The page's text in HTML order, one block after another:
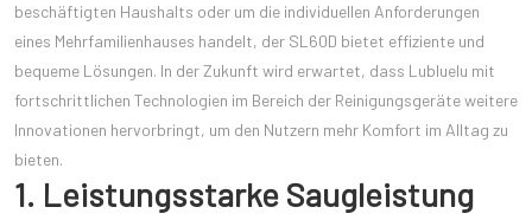
beschäftigten Haushalts oder um die individuellen Anforderungen
eines Mehrfamilienhauses handelt, der SL60D bietet effiziente und
bequeme Lösungen. In der Zukunft wird erwartet, dass Lubluelu mit
fortschrittlichen Technologien im Bereich der Reinigungsgeräte weitere
Innovationen hervorbringt, um den Nutzern mehr Komfort im Alltag zu
bieten.
1. Leistungsstarke Saugleistung